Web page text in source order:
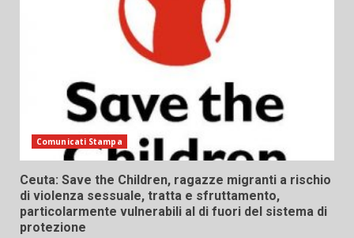
Comunicati Stampa
Ceuta: Save the Children, ragazze migranti a rischio
di violenza sessuale, tratta e sfruttamento,
particolarmente vulnerabili al di fuori del sistema di
protezione